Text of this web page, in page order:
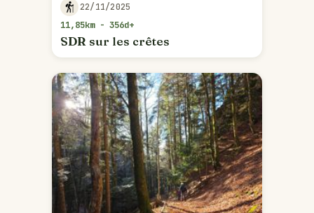
22/11/2025
11,85km - 356d+
SDR sur les crêtes